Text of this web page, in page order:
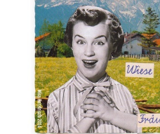
content